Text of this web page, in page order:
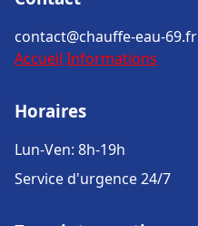
contact@chauffe-eau-69.fr
Accueil Informations
Horaires
Lun-Ven: 8h-19h
Service d'urgence 24/7